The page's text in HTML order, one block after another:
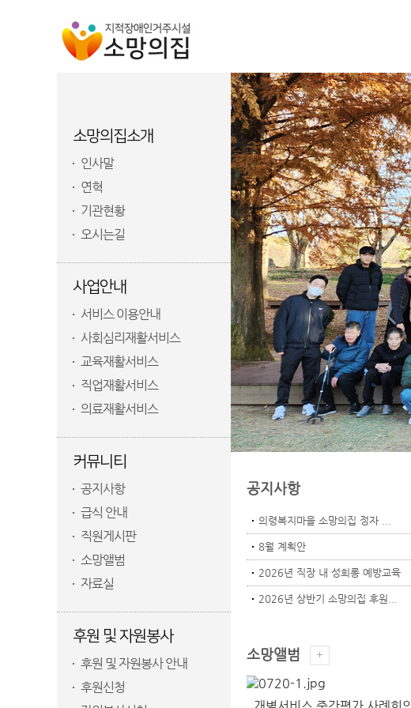
소망의집소개
인사말
연혁
기관현황
오시는길
사업안내
서비스 이용안내
사회심리재활서비스
교육재활서비스
직업재활서비스
의료재활서비스
커뮤니티
공지사항
급식 안내
직원게시판
소망앨범
자료실
후원 및 자원봉사
후원 및 자원봉사 안내
후원신청
공지사항
의령복지마을 소망의집 정자 ...
8월 계획안
2026년 직장 내 성희롱 예방교육
2026년 상반기 소망의집 후원...
소망앨범